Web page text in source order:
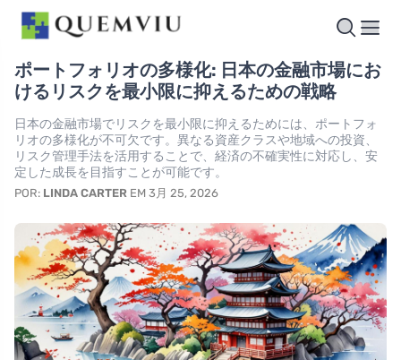
ポートフォリオの多様化: 日本の金融市場にお
けるリスクを最小限に抑えるための戦略
日本の金融市場でリスクを最小限に抑えるためには、ポートフォ
リオの多様化が不可欠です。異なる資産クラスや地域への投資、
リスク管理手法を活用することで、経済の不確実性に対応し、安
定した成長を目指すことが可能です。
POR: LINDA CARTER EM 3月 25, 2026